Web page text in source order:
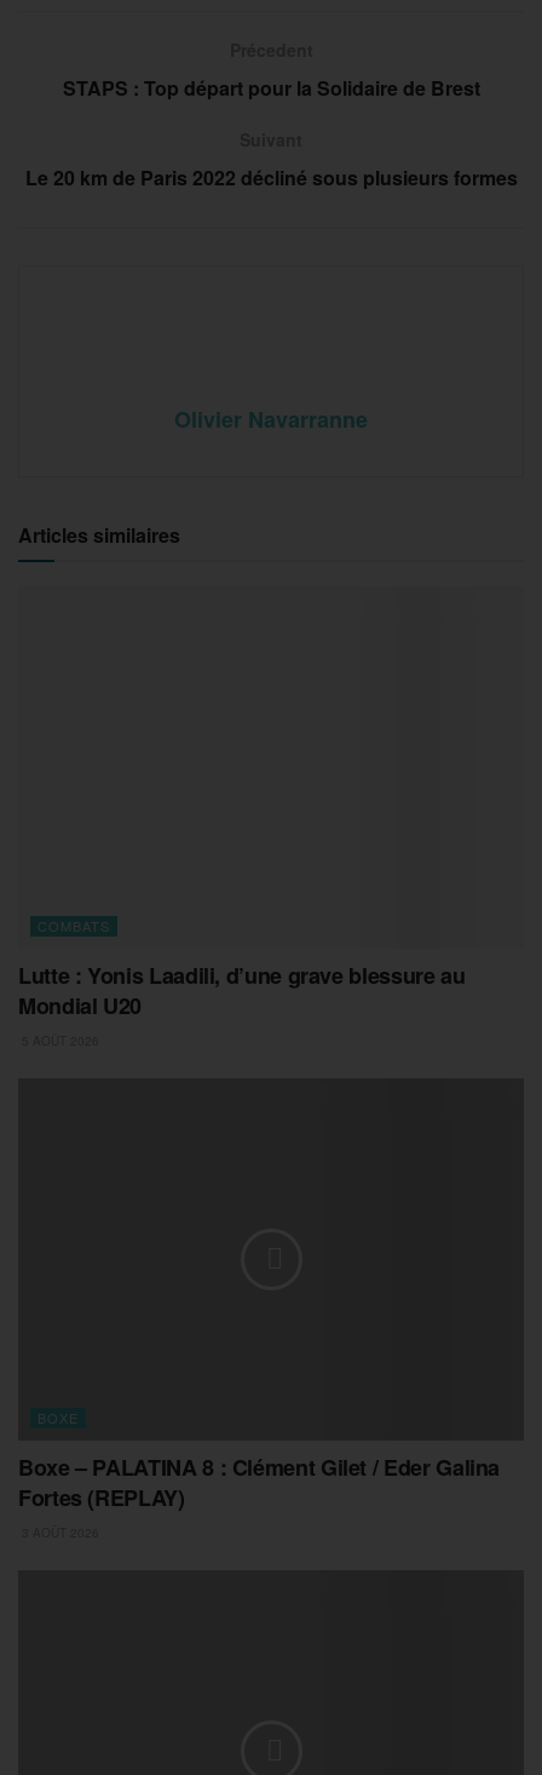
STAPS : Top départ pour la Solidaire de Brest
Le 20 km de Paris 2022 décliné sous plusieurs formes
Olivier Navarranne
Articles similaires
COMBATS
Lutte : Yonis Laadili, d’une grave blessure au
Mondial U20
BOXE
Boxe – PALATINA 8 : Clément Gilet / Eder Galina
Fortes (REPLAY)